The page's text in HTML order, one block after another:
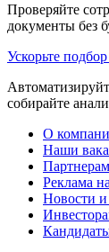
Проверяйте
документы без
Ускорьте
собирайте
О
Наши
Партнерам
Реклама
Новости и